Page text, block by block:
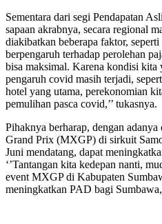
Sementara dari segi Pendapatan
sapaan akrabnya, secara regional
diakibatkan beberapa faktor,
berpengaruh terhadap perolehan
bisa maksimal. Karena kondisi kita
pengaruh covid masih terjadi,
hotel yang utama, perekonomian
pemulihan pasca covid,’’ tukasnya.
Pihaknya berharap, dengan
Grand Prix (MXGP) di sirkuit
Juni mendatang, dapat
‘’Tantangan kita kedepan nanti,
event MXGP di Kabupaten
meningkatkan PAD bagi